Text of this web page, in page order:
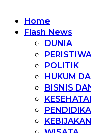
Home
Flash News
DUNIA
POLITIK
HUKUM
BISNIS
KEBIJAKAN